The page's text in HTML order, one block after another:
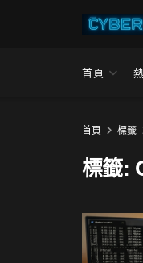
首頁
首頁 標籤
標籤: